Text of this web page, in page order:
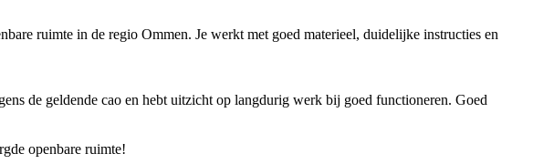
ruimte in de regio Ommen. Je werkt met goed materieel, duidelijke instructies en
de geldende cao en hebt uitzicht op langdurig werk bij goed functioneren. Goed
openbare ruimte!